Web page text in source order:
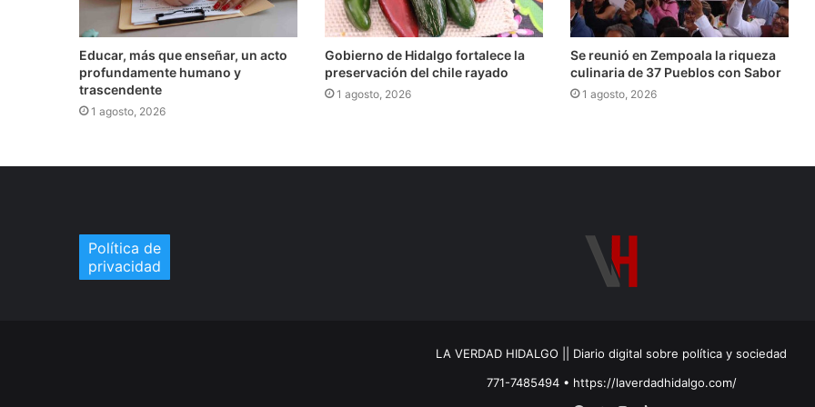
Educar, más que enseñar, un acto
profundamente humano y
trascendente
1 agosto, 2026
Gobierno de Hidalgo fortalece la
preservación del chile rayado
1 agosto, 2026
Se reunió en Zempoala la riqueza
culinaria de 37 Pueblos con Sabor
1 agosto, 2026
Política de
privacidad
LA VERDAD HIDALGO || Diario digital sobre política y sociedad
771-7485494 • https://laverdadhidalgo.com/